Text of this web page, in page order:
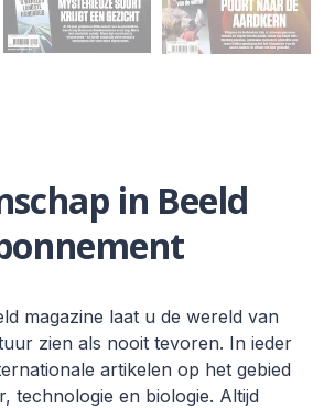
in Beeld
magazine laat u de wereld van
zien als nooit tevoren. In ieder
artikelen op het gebied
technologie en biologie. Altijd